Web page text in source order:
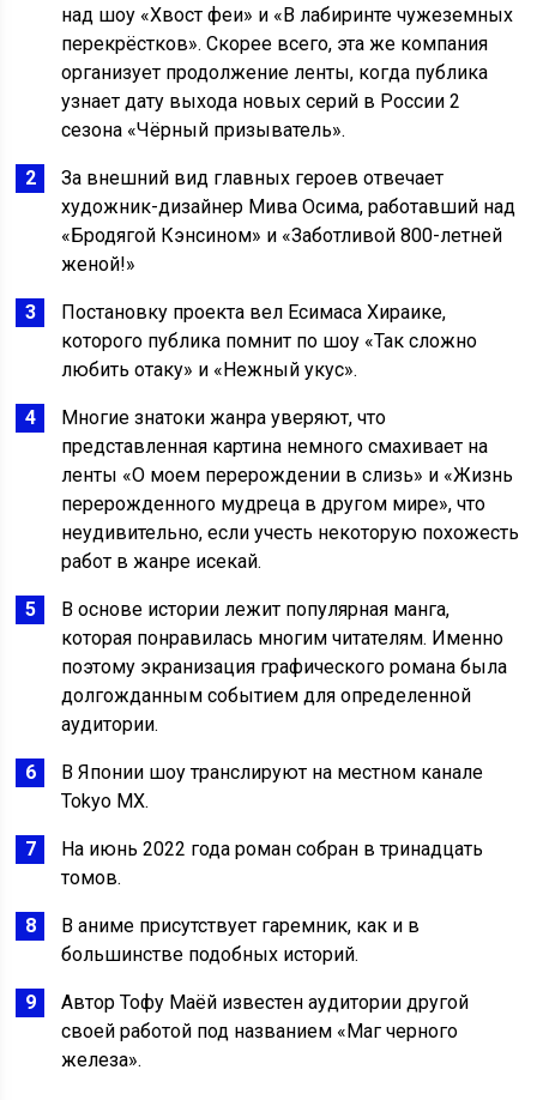
над шоу «Хвост феи» и «В лабиринте чужеземных
перекрёстков». Скорее всего, эта же компания
организует продолжение ленты, когда публика
узнает дату выхода новых серий в России 2
сезона «Чёрный призыватель».
За внешний вид главных героев отвечает
художник-дизайнер Мива Осима, работавший над
«Бродягой Кэнсином» и «Заботливой 800-летней
женой!»
Постановку проекта вел Есимаса Хираике,
которого публика помнит по шоу «Так сложно
любить отаку» и «Нежный укус».
Многие знатоки жанра уверяют, что
представленная картина немного смахивает на
ленты «О моем перерождении в слизь» и «Жизнь
перерожденного мудреца в другом мире», что
неудивительно, если учесть некоторую похожесть
работ в жанре исекай.
В основе истории лежит популярная манга,
которая понравилась многим читателям. Именно
поэтому экранизация графического романа была
долгожданным событием для определенной
аудитории.
В Японии шоу транслируют на местном канале
Tokyo MX.
На июнь 2022 года роман собран в тринадцать
томов.
В аниме присутствует гаремник, как и в
большинстве подобных историй.
Автор Тофу Маёй известен аудитории другой
своей работой под названием «Маг черного
железа».